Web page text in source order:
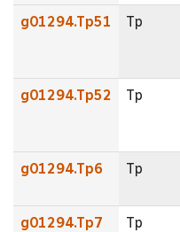
g01294.Tp51 Tp
g01294.Tp52 Tp
g01294.Tp6 Tp
g01294.Tp7 Tp